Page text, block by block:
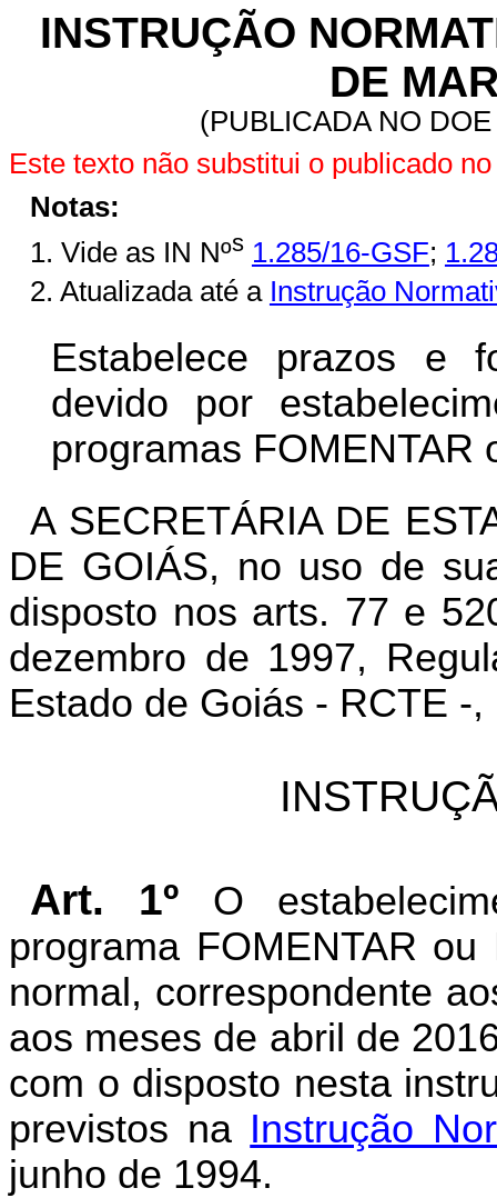
INSTRUÇÃO
DE
(PUBLICADA NO
Este texto não substitui o publicado
Notas:
1. Vide as IN Nºs 1.285/16-GSF;
2. Atualizada até a Instrução
Estabelece prazos e
devido por
programas FOMENTAR
A SECRETÁRIA DE
DE GOIÁS, no uso de
disposto nos arts. 77 e
dezembro de 1997,
Estado de Goiás - RCTE -
Art. 1º O
programa FOMENTAR
normal, correspondente
aos meses de abril de
com o disposto nesta
previstos na Instrução
junho de 1994.